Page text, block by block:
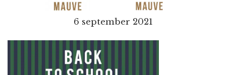
6 september 2021